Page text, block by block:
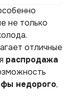
не только
отличные
распродажа
недорого,